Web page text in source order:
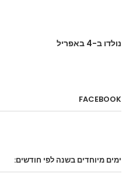
נולדו ב-4 באפריל
FACEBOOK
ימים מיוחדים בשנה לפי חודשים: